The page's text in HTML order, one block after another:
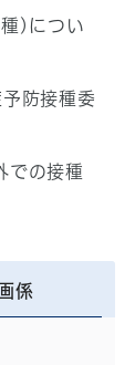
)につい
防接種委
での接種
係